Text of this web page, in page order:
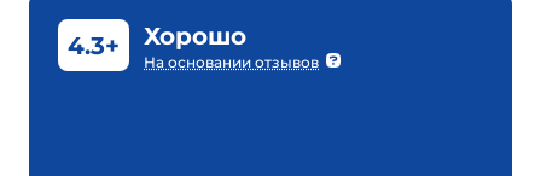
4.3+ Хорошо
На основании отзывов